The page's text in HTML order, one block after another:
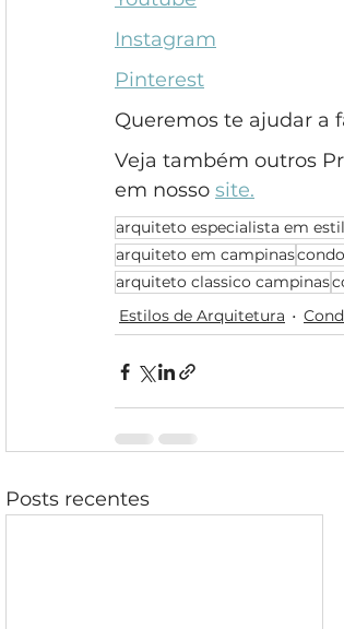
Instagram
Pinterest
Queremos te ajudar a
Veja também outros
em nosso site.
arquiteto especialista em
arquiteto em campinas
arquiteto classico campinas
Estilos de Arquitetura
Posts recentes